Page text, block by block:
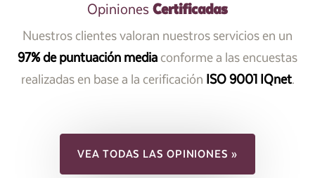
Opiniones Certificadas
Nuestros clientes valoran nuestros servicios en un
97% de puntuación mediaconforme a las encuestas
realizadas en base a la cerificación ISO 9001 IQnet.
VEA TODAS LAS OPINIONES »